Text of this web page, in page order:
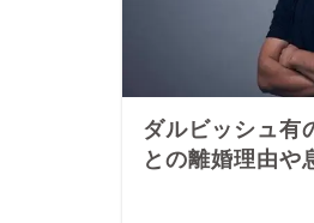
ダルビッシュ有
との離婚理由や